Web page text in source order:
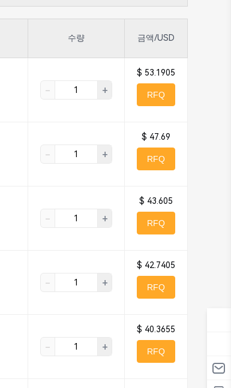
수량 금액/USD
- +
$ 53.1905
RFQ
- +
$ 47.69
RFQ
- +
$ 43.605
RFQ
- +
$ 42.7405
RFQ
- +
$ 40.3655
RFQ